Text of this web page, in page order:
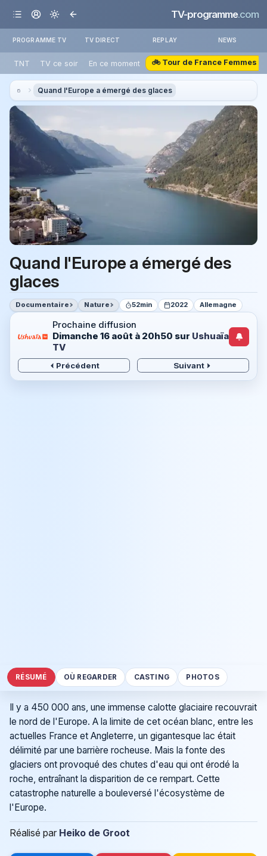
TV-programme.com
PROGRAMME TV TV DIRECT REPLAY NEWS
TNT TV ce soir En ce moment 🚲 Tour de France Femmes
Quand l'Europe a émergé des glaces
Quand l'Europe a émergé des
glaces
Documentaire Nature 52min 2022 Allemagne
Prochaine diffusion
Dimanche 16 août à 20h50 sur Ushuaïa
TV
Précédent Suivant
RÉSUMÉ OÙ REGARDER CASTING PHOTOS
Il y a 450 000 ans, une immense calotte glaciaire recouvrait
le nord de l'Europe. A la limite de cet océan blanc, entre les
actuelles France et Angleterre, un gigantesque lac était
délimité par une barrière rocheuse. Mais la fonte des
glaciers ont provoqué des chutes d'eau qui ont érodé la
roche, entraînant la disparition de ce rempart. Cette
catastrophe naturelle a bouleversé l'écosystème de
l'Europe.
Réalisé par Heiko de Groot